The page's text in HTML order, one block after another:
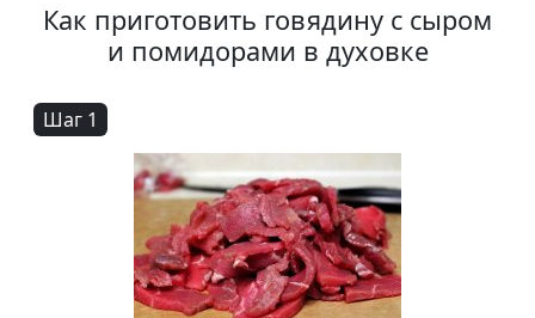
Как приготовить говядину с сыром
и помидорами в духовке
Шаг 1